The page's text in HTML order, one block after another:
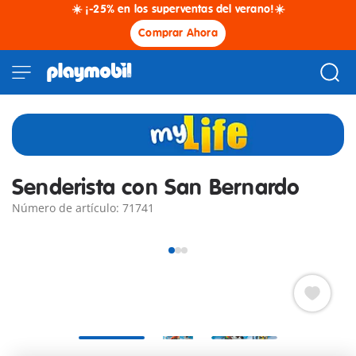
☀️ ¡-25% en los superventas del verano!☀️
Comprar Ahora
Senderista con San Bernardo
Número de artículo: 71741